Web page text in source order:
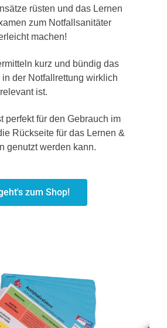
rüsten und das Lernen
zum Notfallsanitäter
machen!
kurz und bündig das
der Notfallrettung wirklich
relevant ist.
perfekt für den Gebrauch im
Rückseite für das Lernen &
genutzt werden kann.
zum Shop!